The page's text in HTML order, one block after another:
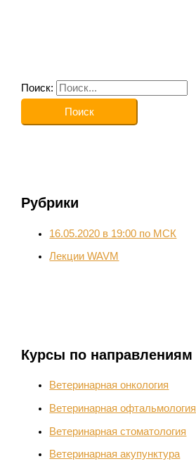
Поиск:
Рубрики
16.05.2020 в 19:00 по МСК
Лекции WAVM
Курсы по направлениям
Ветеринарная онкология
Ветеринарная офтальмология
Ветеринарная стоматология
Ветеринарная акупунктура